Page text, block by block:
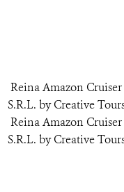
Reina Amazon Cruiser
S.R.L. by Creative
Reina Amazon Cruiser
S.R.L. by Creative